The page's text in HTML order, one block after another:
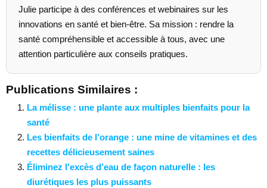
Julie participe à des conférences et webinaires sur les
innovations en santé et bien-être. Sa mission : rendre la
santé compréhensible et accessible à tous, avec une
attention particulière aux conseils pratiques.
Publications Similaires :
La mélisse : une plante aux multiples bienfaits pour la
santé
Les bienfaits de l’orange : une mine de vitamines et des
recettes délicieusement saines
Éliminez l’excès d’eau de façon naturelle : les
diurétiques les plus puissants